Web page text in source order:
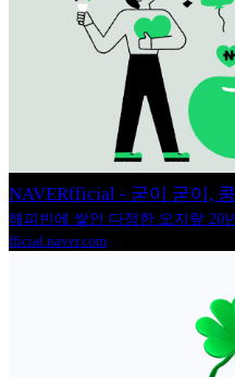
NAVERfficial - 굳이 굳이,
해피빈에 쌓인 다정한 오지랖 20
fficial.naver.com